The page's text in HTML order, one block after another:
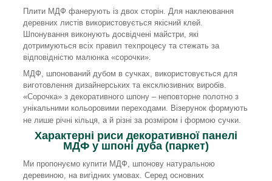
Плити МДФ фанерують із двох сторін. Для наклеювання
деревних листів використовується якісний клей.
Шпонування виконують досвідчені майстри, які
дотримуються всіх правил техпроцесу та стежать за
відповідністю малюнка «сорочки».
МДФ, шпонований дубом в сучках, використовується для
виготовлення дизайнерських та ексклюзивних виробів.
«Сорочка» з декоративного шпону – неповторне полотно з
унікальними кольоровими переходами. Візерунок формують
не лише річні кільця, а й різні за розміром і формою сучки.
Характерні риси декоративної панелі
МДФ у шпоні дуба (паркет)
Ми пропонуємо купити МДФ, шпонову натуральною
деревиною, на вигідних умовах. Серед основних